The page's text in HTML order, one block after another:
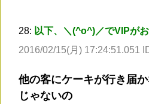
28: 以下、＼(^o^)／でVIPが
2016/02/15(月) 17:24:51.051
他の客にケーキが行き届
じゃないの